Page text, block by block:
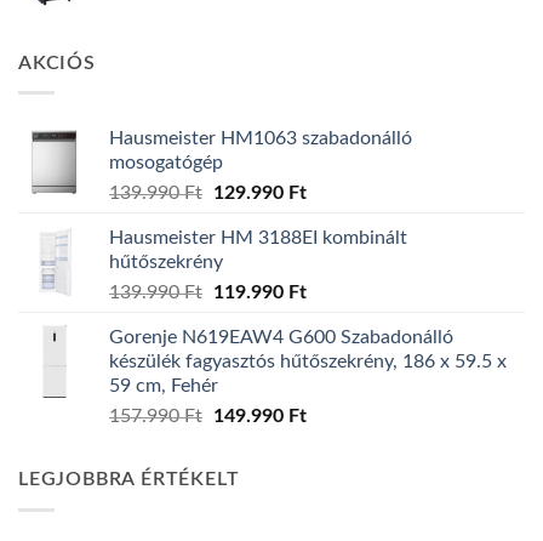
AKCIÓS
Hausmeister HM1063 szabadonálló
mosogatógép
139.990Ft
Original
was:
139.990 Ft.
129.990 FtCurrent
is:
Hausmeister HM 3188EI kombinált
hűtőszekrény
139.990Ft
Original
was:
139.990 Ft.
119.990 FtCurrent
is:
119.990 Ft.
Gorenje N619EAW4 G600 Szabadonálló
készülék fagyasztós hűtőszekrény, 186 x 59.5 x
59 cm, Fehér
157.990Ft
Original
157.990 Ft.
149.990 FtCurrent
LEGJOBBRA ÉRTÉKELT